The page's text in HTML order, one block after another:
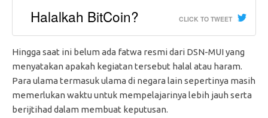
Halalkah BitCoin? CLICK TO TWEET
Hingga saat ini belum ada fatwa resmi dari DSN-MUI yang
menyatakan apakah kegiatan tersebut halal atau haram.
Para ulama termasuk ulama di negara lain sepertinya masih
memerlukan waktu untuk mempelajarinya lebih jauh serta
berijtihad dalam membuat keputusan.